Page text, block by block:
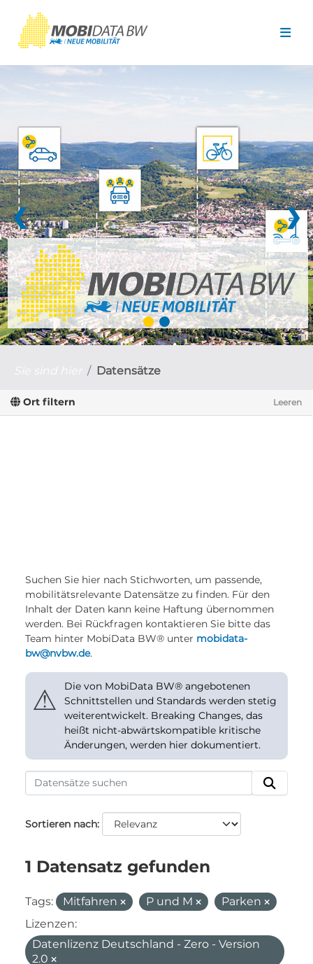
❮ ❯
Datensätze
Ort filtern Leeren
Suchen Sie hier nach Stichworten, um passende,
mobilitätsrelevante Datensätze zu finden. Für den
Inhalt der Daten kann keine Haftung übernommen
werden. Bei Rückfragen kontaktieren Sie bitte das
Team hinter MobiData BW® unter mobidata-
bw@nvbw.de.
⚠
Die von MobiData BW® angebotenen
Schnittstellen und Standards werden stetig
weiterentwickelt. Breaking Changes, das
heißt nicht-abwärtskompatible kritische
Änderungen, werden hier dokumentiert.
Sortieren nach
1 Datensatz gefunden
Tags: Mitfahren P und M
Parken
Lizenzen:
Datenlizenz Deutschland - Zero - Version
2.0